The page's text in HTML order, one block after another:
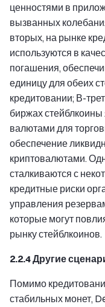
ценностями в
вызванных
вторых, на рынке
используются в
погашения,
единицу для обеих
кредитовании; В-
биржах
валютами для
обеспечение
криптовалютами.
сталкиваются с
кредитные риски
управления
которые могут
рынку стейблкоинов.
2.2.4 Другие
Помимо
стабильных монет,